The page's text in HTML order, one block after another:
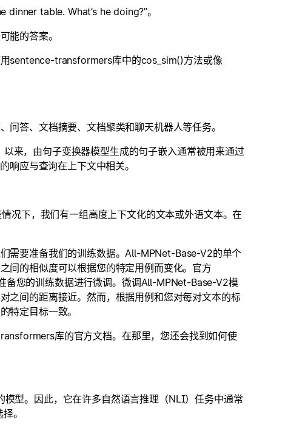
table. What’s he doing?”。
能的答案。
sentence-transformers库中的cos_sim()方法或像
答、文档摘要、文档聚类和聊天机器人等任务。
来，由句子变换器模型生成的句子嵌入通常被用来通过
响应与查询在上下文中相关。
况下，我们有一组高度上下文化的文本或外语文本。在
需要准备我们的训练数据。All-MPNet-Base-V2的单个
间的相似度可以根据您的特定用例而变化。官方
您的训练数据进行微调。微调All-MPNet-Base-V2模
之间的距离接近。然而，根据用例和您对每对文本的标
特定目标一致。
库的官方文档。在那里，您还会找到如何使
型。因此，它在许多自然语言推理（NLI）任务中通常
。